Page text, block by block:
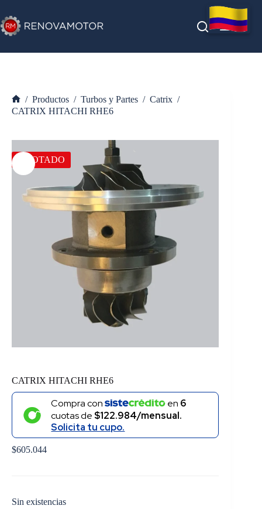
al
contenido
Inicio
/ Productos / Turbos y Partes / Catrix /
CATRIX HITACHI RHE6
AGOTADO
CATRIX HITACHI RHE6
Compra con en 6
cuotas de $122.984/mensual.
Solicita tu cupo.
$605.044
Sin existencias